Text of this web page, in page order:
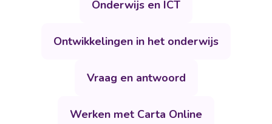
Onderwijs en ICT
Ontwikkelingen in het onderwijs
Vraag en antwoord
Werken met Carta Online